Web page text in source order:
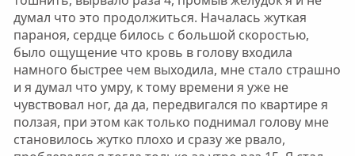
думал что это продолжиться. Началась жуткая
параноя, сердце билось с большой скоростью,
было ощущение что кровь в голову входила
намного быстрее чем выходила, мне стало страшно
и я думал что умру, к тому времени я уже не
чувствовал ног, да да, передвигался по квартире я
ползая, при этом как только поднимал голову мне
становилось жутко плохо и сразу же рвало,